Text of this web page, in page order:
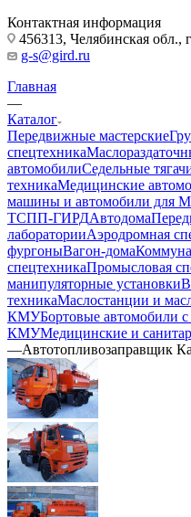
Контактная информация
456313, Челябинская обл.,
g-s@gird.ru
Главная
—
Каталог
Передвижные мастерские
спецтехника
автомобилиСедельные
техникаМедицинские
машины и автомобили для
ТСПП-ГИРДАвтодома
лабораторииАэродромная
фургоныВагон-дома
спецтехникаПромысловая
манипуляторные установки
техникаМаслостанции и
КМУБортовые автомобили
КМУМедицинские и
—Автотопливозаправщик